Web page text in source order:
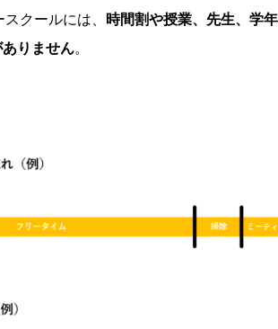
クールには、 時間割や授業、先生、学
りません。